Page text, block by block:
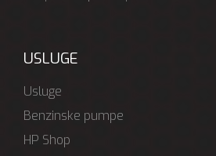
USLUGE
Usluge
Benzinske pumpe
HP Shop